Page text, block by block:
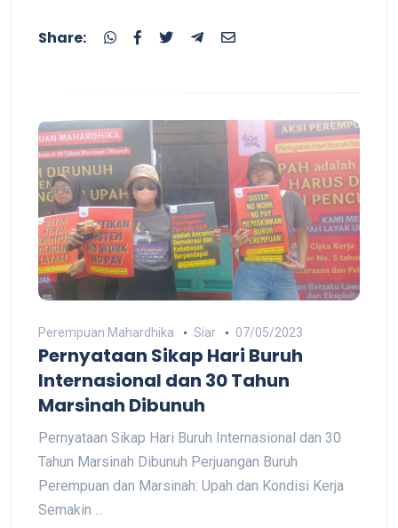
Share:
Perempuan Mahardhika Siar 07/05/2023
Pernyataan Sikap Hari Buruh
Internasional dan 30 Tahun
Marsinah Dibunuh
Pernyataan Sikap Hari Buruh Internasional dan 30
Tahun Marsinah Dibunuh Perjuangan Buruh
Perempuan dan Marsinah: Upah dan Kondisi Kerja
Semakin ...